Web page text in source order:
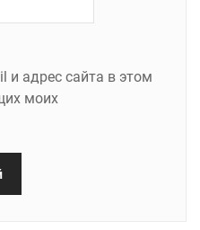
и адрес сайта в этом
моих